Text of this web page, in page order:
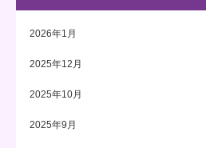
2026年1月
2025年12月
2025年10月
2025年9月